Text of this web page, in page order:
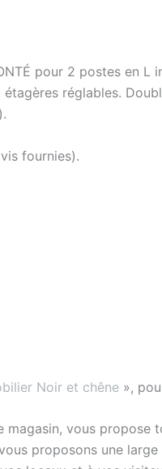
pour 2 postes en
étagères réglables.
fournies).
Noir et chêne »,
magasin, vous
proposons une